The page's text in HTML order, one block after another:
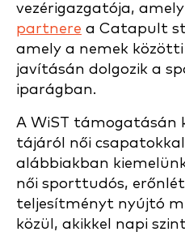
vezérigazgatója,
partnere a Catapult
amely a nemek közötti
javításán dolgozik a
iparágban.
A WiST támogatásán
tájáról női
alábbiakban
női sporttudós,
teljesítményt nyújtó
közül, akikkel napi